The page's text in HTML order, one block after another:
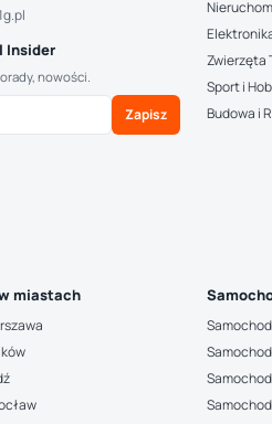
Insider
nowości.
Zapisz
Zwierzęta
Sport i
Budowa i
miastach